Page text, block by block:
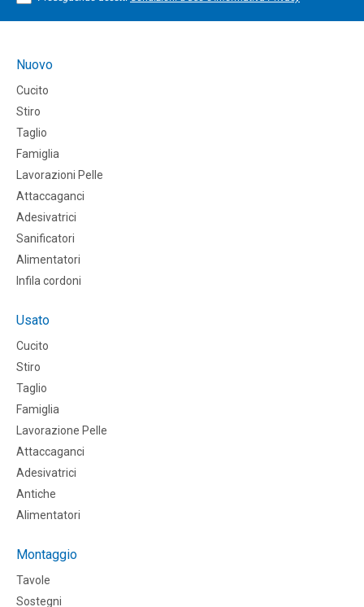
Nuovo
Cucito
Stiro
Taglio
Famiglia
Lavorazioni Pelle
Attaccaganci
Adesivatrici
Sanificatori
Alimentatori
Infila cordoni
Usato
Cucito
Stiro
Taglio
Famiglia
Lavorazione Pelle
Attaccaganci
Adesivatrici
Antiche
Alimentatori
Montaggio
Tavole
Sostegni